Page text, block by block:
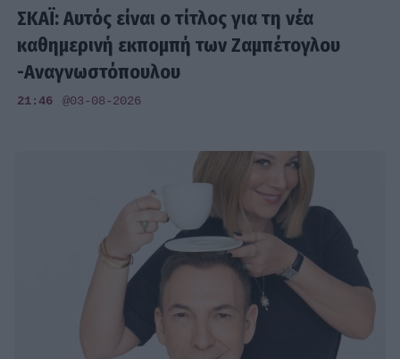
ΣΚΑΪ: Αυτός είναι ο τίτλος για τη νέα
καθημερινή εκπομπή των Ζαμπέτογλου
-Αναγνωστόπουλου
21:46 @03-08-2026